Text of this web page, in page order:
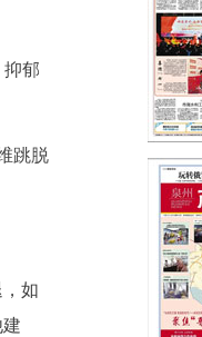
抑郁
跳脱
如